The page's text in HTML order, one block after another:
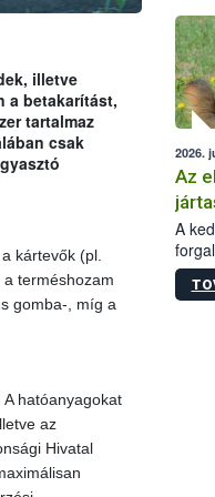
illetve
a betakarítást,
tartalmaz
csak
kártevők (pl.
terméshozam
gomba-, míg a
hatóanyagokat
az
Hivatal
2026.
Az
A